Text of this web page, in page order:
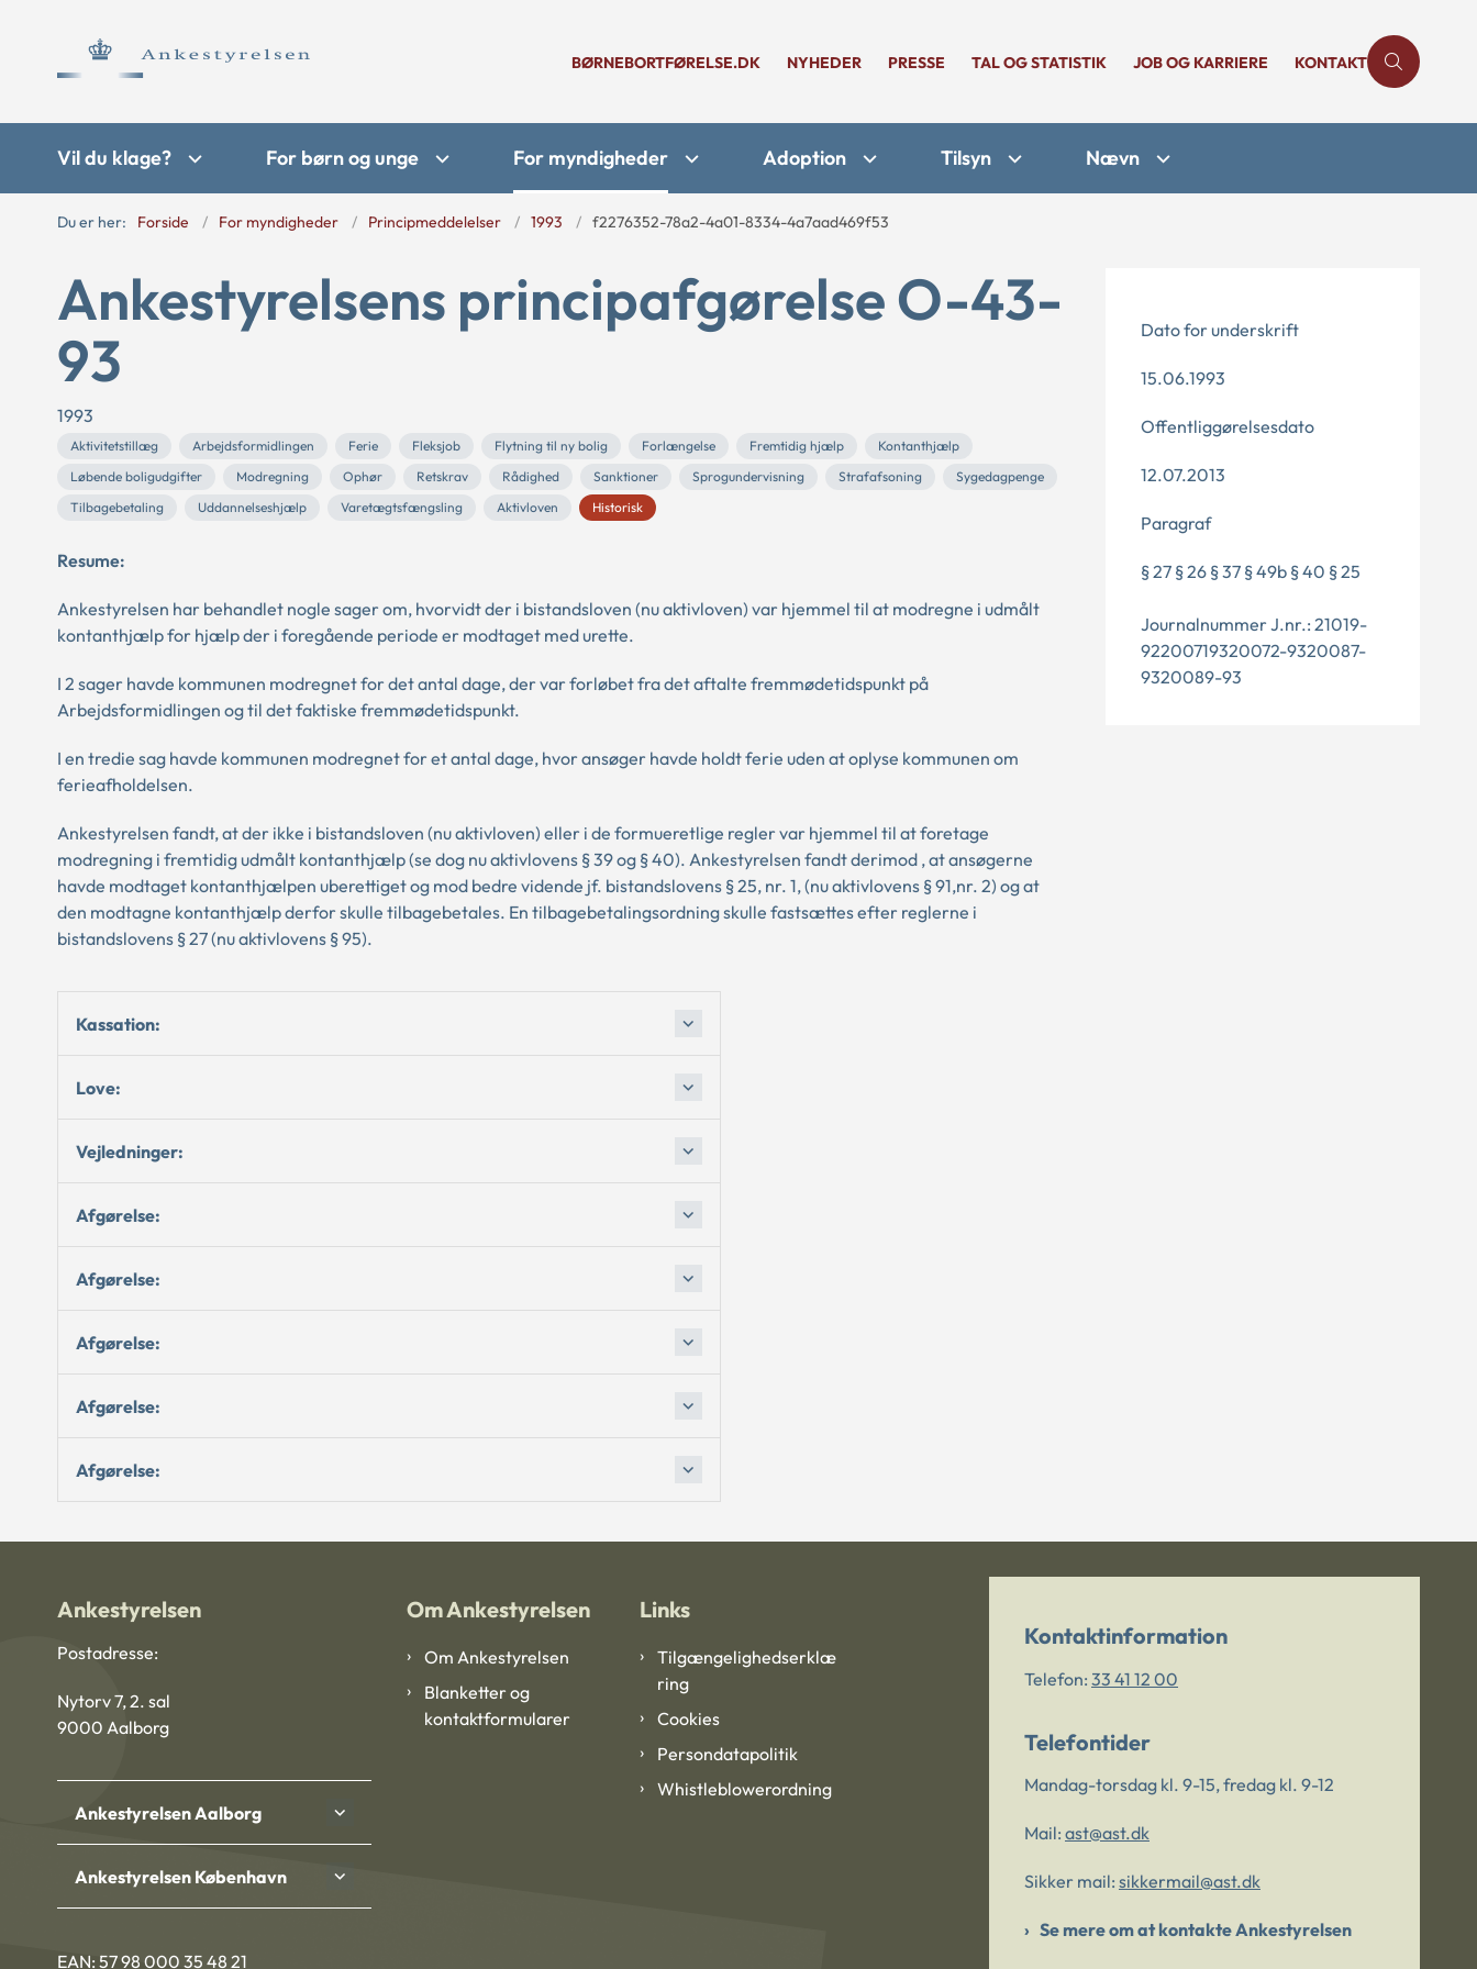
BØRNEBORTFØRELSE.DK NYHEDER PRESSE TAL OG STATISTIK JOB OG KARRIERE KONTAKT
Vil du klage? For børn og unge For myndigheder Adoption Tilsyn Nævn
Du er her: Forside For myndigheder Principmeddelelser 1993 f2276352-78a2-4a01-8334-4a7aad469f53
Ankestyrelsens principafgørelse O-43-
93
1993
Aktivitetstillæg Arbejdsformidlingen Ferie Fleksjob Flytning til ny bolig Forlængelse Fremtidig hjælp
Kontanthjælp
Løbende boligudgifter
Modregning Ophør Retskrav Rådighed Sanktioner Sprogundervisning Strafafsoning
Sygedagpenge
Tilbagebetaling
Uddannelseshjælp Varetægtsfængsling Aktivloven Historisk
Resume:
Ankestyrelsen har behandlet nogle sager om, hvorvidt der i bistandsloven (nu aktivloven) var hjemmel til at modregne i udmålt
kontanthjælp for hjælp der i foregående periode er modtaget med urette.
I 2 sager havde kommunen modregnet for det antal dage, der var forløbet fra det aftalte fremmødetidspunkt på
Arbejdsformidlingen og til det faktiske fremmødetidspunkt.
I en tredie sag havde kommunen modregnet for et antal dage, hvor ansøger havde holdt ferie uden at oplyse kommunen om
ferieafholdelsen.
Ankestyrelsen fandt, at der ikke i bistandsloven (nu aktivloven) eller i de formueretlige regler var hjemmel til at foretage
modregning i fremtidig udmålt kontanthjælp (se dog nu aktivlovens § 39 og § 40). Ankestyrelsen fandt derimod , at ansøgerne
havde modtaget kontanthjælpen uberettiget og mod bedre vidende jf. bistandslovens § 25, nr. 1, (nu aktivlovens § 91,nr. 2) og at
den modtagne kontanthjælp derfor skulle tilbagebetales. En tilbagebetalingsordning skulle fastsættes efter reglerne i
bistandslovens § 27 (nu aktivlovens § 95).
Kassation:
Love:
Vejledninger:
Afgørelse:
Afgørelse:
Afgørelse:
Afgørelse:
Afgørelse:
Dato for underskrift
15.06.1993
Offentliggørelsesdato
12.07.2013
Paragraf
§ 27 § 26 § 37 § 49b § 40 § 25
Journalnummer J.nr.: 21019-
92200719320072-9320087-
9320089-93
Ankestyrelsen
Postadresse:
Nytorv 7, 2. sal
9000 Aalborg
Ankestyrelsen Aalborg
Ankestyrelsen København
EAN: 57 98 000 35 48 21
Om Ankestyrelsen
Om Ankestyrelsen
Blanketter og
kontaktformularer
Links
Tilgængelighedserklæ
ring
Cookies
Persondatapolitik
Whistleblowerordning
Kontaktinformation
Telefon: 33 41 12 00
Telefontider
Mandag-torsdag kl. 9-15, fredag kl. 9-12
Mail: ast@ast.dk
Sikker mail: sikkermail@ast.dk
Se mere om at kontakte Ankestyrelsen